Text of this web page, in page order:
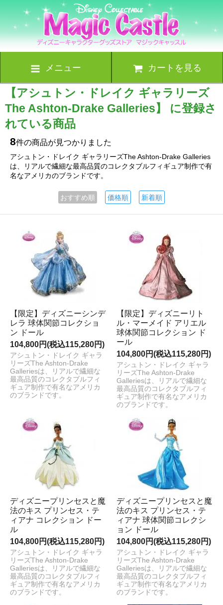
メニュー カートを見る
【アシュトン・ドレイク ギャラリーズ
The Ashton-Drake Galleries】 に登録さ
れている商品
8件の商品が見つかりました
アシュトン・ドレイク ギャラリーズThe Ashton-Drake Galleries
は、リアルで繊細な最高品質のコレクタブルフィギュア制作で有
名なアメリカのブランドです。
おすすめ順 価格順 新着順
【限定】ディズニーシンデ
レラ 球体関節コレクショ
ン ドール
104,800円(税込115,280円)
アシュトン・ドレイク ギャラ
リーズThe Ashton-Drake
Galleriesは、リアルで繊細な
最高品質のコレクタブルフィ
ギュア制作で有名なアメリカ
のブランドです。
【限定】ディズニーリト
ル・マーメイド アリエル
球体関節コレクション ド
ール
104,800円(税込115,280円)
アシュトン・ドレイク ギャラ
リーズThe Ashton-Drake
Galleriesは、リアルで繊細な
最高品質のコレクタブルフィ
ギュア制作で有名なアメリカ
のブランドです。
ディズニープリンセスと魔
法のキス プリンセス・テ
ィアナ コレクション ドー
ル
104,800円(税込115,280円)
アシュトン・ドレイク ギャラ
リーズThe Ashton-Drake
Galleriesは、リアルで繊細な
最高品質のコレクタブルフィ
ギュア制作で有名なアメリカ
のブランドです。
ディズニープリンセスと魔
法のキス プリンセス・テ
ィアナ 球体関節コレクシ
ョン ドール
104,800円(税込115,280円)
アシュトン・ドレイク ギャラ
リーズThe Ashton-Drake
Galleriesは、リアルで繊細な
最高品質のコレクタブルフィ
ギュア制作で有名なアメリカ
のブランドです。